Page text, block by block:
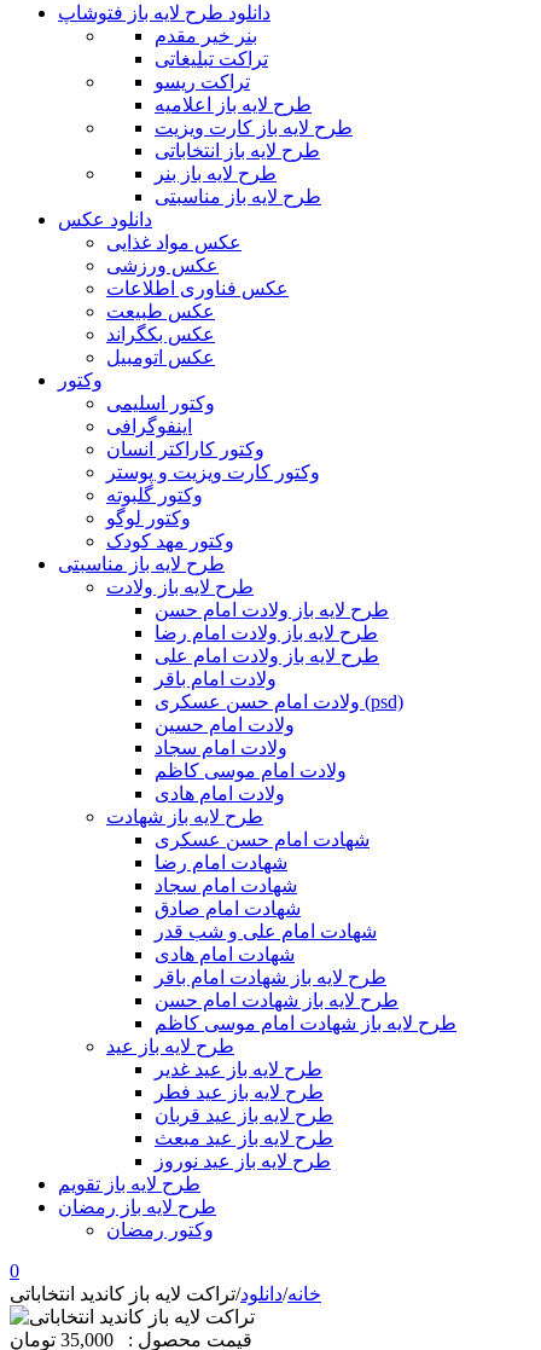
دانلود طرح لایه باز فتوشاپ
بنر خیر مقدم
تراکت تبلیغاتی
تراکت ریسو
طرح لایه باز اعلامیه
طرح لایه باز کارت ویزیت
طرح لایه باز انتخاباتی
طرح لایه باز بنر
طرح لایه باز مناسبتی
دانلود عکس
عکس مواد غذایی
عکس ورزشی
عکس فناوری اطلاعات
عکس طبیعت
عکس بکگراند
عکس اتومبیل
وکتور
وکتور اسلیمی
اینفوگرافی
وکتور کاراکتر انسان
وکتور کارت ویزیت و پوستر
وکتور گلبوته
وکتور لوگو
وکتور مهد کودک
طرح لایه باز مناسبتی
طرح لایه باز ولادت
طرح لایه باز ولادت امام حسن
طرح لایه باز ولادت امام رضا
طرح لایه باز ولادت امام علی
ولادت امام باقر
ولادت امام حسن عسکری (psd)
ولادت امام حسین
ولادت امام سجاد
ولادت امام موسی کاظم
ولادت امام هادی
طرح لایه باز شهادت
شهادت امام حسن عسکری
شهادت امام رضا
شهادت امام سجاد
شهادت امام صادق
شهادت امام علی و شب قدر
شهادت امام هادی
طرح لایه باز شهادت امام باقر
طرح لایه باز شهادت امام حسن
طرح لایه باز شهادت امام موسی کاظم
طرح لایه باز عید
طرح لایه باز عید غدیر
طرح لایه باز عید فطر
طرح لایه باز عید قربان
طرح لایه باز عید مبعث
طرح لایه باز عید نوروز
طرح لایه باز تقویم
طرح لایه باز رمضان
وکتور رمضان
0
خانه/دانلود/تراکت لایه باز کاندید انتخاباتی
قیمت محصول : 35,000 تومان